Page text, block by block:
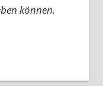
können.